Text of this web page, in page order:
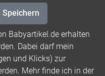
Speichern
Babyartikel.de erhalten
Dabei darf mein
und Klicks) zur
Mehr finde ich in der